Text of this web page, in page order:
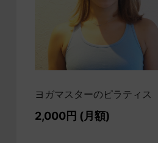
ヨガマスターのピラティス
2,000円 (月額)